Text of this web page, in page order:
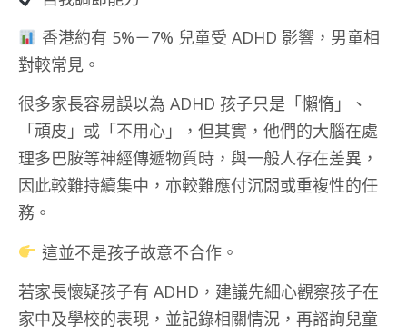
香港約有 5%－7% 兒童受 ADHD 影響，男童相
對較常見。
很多家長容易誤以為 ADHD 孩子只是「懶惰」、
「頑皮」或「不用心」，但其實，他們的大腦在處
理多巴胺等神經傳遞物質時，與一般人存在差異，
因此較難持續集中，亦較難應付沉悶或重複性的任
務。
這並不是孩子故意不合作。
若家長懷疑孩子有 ADHD，建議先細心觀察孩子在
家中及學校的表現，並記錄相關情況，再諮詢兒童